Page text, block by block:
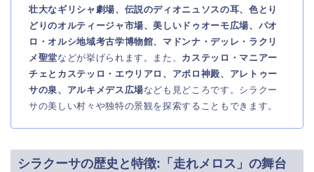
壮大なギリシャ劇場、伝説のディオニュソスの耳、色とり
どりのオルティージャ市場、美しいドゥオーモ広場、パオ
ロ・オルシ地域考古学博物館、マドンナ・デッレ・ラクリ
メ聖堂などが挙げられます。また、 カステッロ・マニアー
チェとカステッロ・エウリアロ、アポロ神殿、アレトゥー
サの泉、アルキメデス広場なども見どころです。シラクー
サの美しい村々や独特の景観を探索することもできます。
シラクーサの歴史と特徴:「走れメロス」の舞台